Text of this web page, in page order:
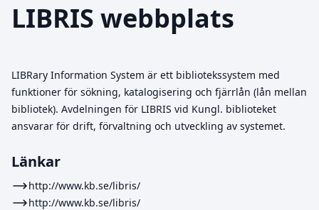
LIBRIS webbplats
LIBRary Information System är ett bibliotekssystem med
funktioner för sökning, katalogisering och fjärrlån (lån mellan
bibliotek). Avdelningen för LIBRIS vid Kungl. biblioteket
ansvarar för drift, förvaltning och utveckling av systemet.
Länkar
http://www.kb.se/libris/
http://www.kb.se/libris/